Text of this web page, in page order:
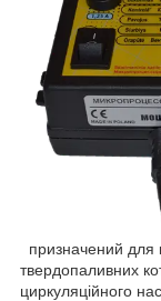
призначений для
твердопаливних
циркуляційного